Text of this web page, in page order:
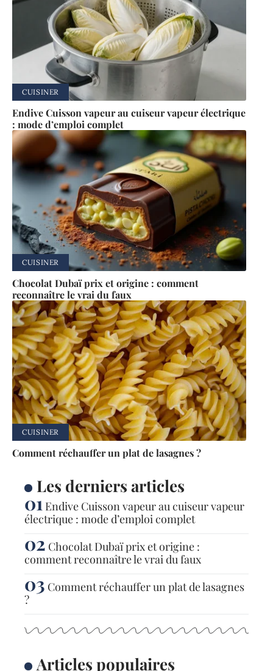
CUISINER
Endive Cuisson vapeur au cuiseur vapeur électrique
: mode d’emploi complet
CUISINER
Chocolat Dubaï prix et origine : comment
reconnaître le vrai du faux
CUISINER
Comment réchauffer un plat de lasagnes ?
Les derniers articles
Endive Cuisson vapeur au cuiseur vapeur
électrique : mode d’emploi complet
Chocolat Dubaï prix et origine :
comment reconnaître le vrai du faux
Comment réchauffer un plat de lasagnes
?
Articles populaires